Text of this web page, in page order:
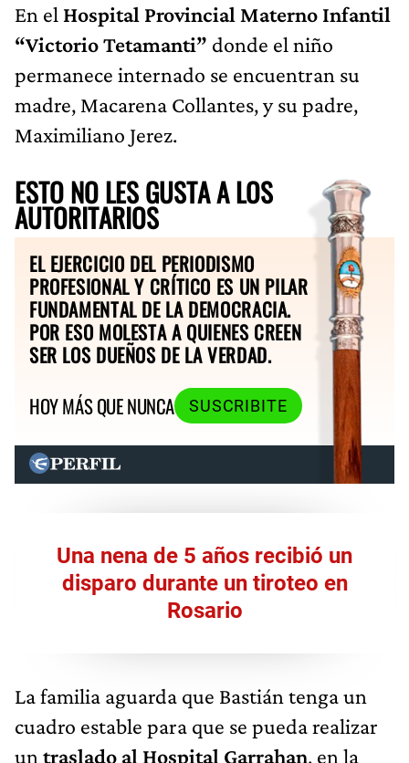
En el Hospital Provincial Materno Infantil
“Victorio Tetamanti” donde el niño
permanece internado se encuentran su
madre, Macarena Collantes, y su padre,
Maximiliano Jerez.
ESTO NO LES GUSTA A LOS
AUTORITARIOS
EL EJERCICIO DEL PERIODISMO
PROFESIONAL Y CRÍTICO ES UN PILAR
FUNDAMENTAL DE LA DEMOCRACIA.
POR ESO MOLESTA A QUIENES CREEN
SER LOS DUEÑOS DE LA VERDAD.
HOY MÁS QUE NUNCA
SUSCRIBITE
Una nena de 5 años recibió un
disparo durante un tiroteo en
Rosario
La familia aguarda que Bastián tenga un
cuadro estable para que se pueda realizar
un traslado al Hospital Garrahan, en la